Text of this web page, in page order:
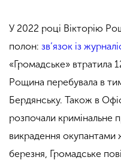
У 2022 році Вікторію
полон: зв’язок із
«Громадське» втратила
Рощина перебувала в
Бердянську. Також в
розпочали кримінальне
викрадення окупантами
березня, Громадське